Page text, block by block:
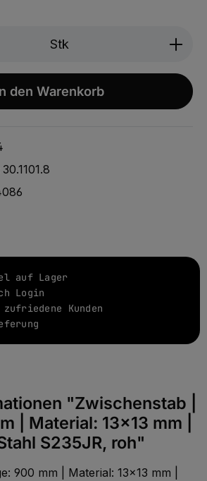
Gib den
Stk
den Warenkorb
30.1101.8
auf Lager
Login
Kunden
"Zwischenstab |
| Material: 13x13 mm |
S235JR, roh"
900 mm | Material: 13x13 mm |